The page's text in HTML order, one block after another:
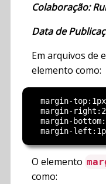
Colaboração:
Data de
Em arquivos de
elemento como:
margin-
margin-
margin-
O elemento
como: